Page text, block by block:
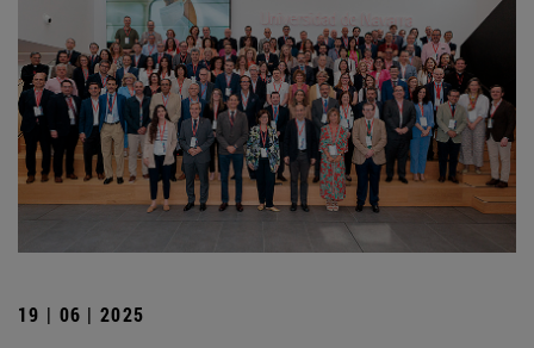
19 | 06 | 2025